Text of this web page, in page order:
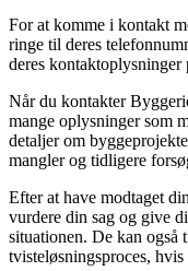
For at komme i kontakt
ringe til deres
deres kontaktoplysninger
Når du kontakter
mange oplysninger som
detaljer om
mangler og tidligere
Efter at have modtaget
vurdere din sag og give
situationen. De kan også
tvisteløsningsproces,